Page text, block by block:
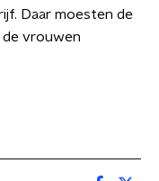
Daar moesten de
de vrouwen